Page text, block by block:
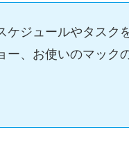
ケジュールやタスク
、お使いのマック